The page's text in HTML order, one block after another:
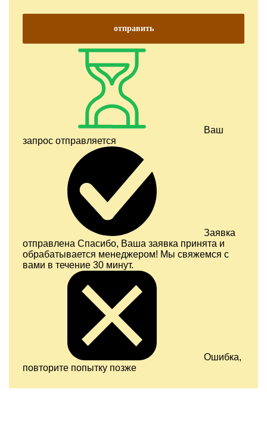
отправить
Ваш
запрос отправляется
Заявка
отправлена Спасибо, Ваша заявка принята и
обрабатывается менеджером! Мы свяжемся с
вами в течение 30 минут.
Ошибка,
повторите попытку позже